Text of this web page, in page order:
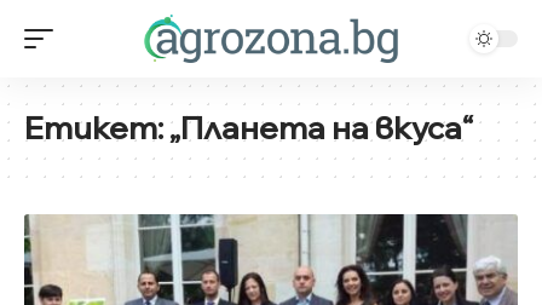
Етикет:„Планета на вкуса“